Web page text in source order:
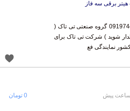
هیتر برقی سه فاز
جت هیتر برقی سه فاز 09197443453 گروه صنعتی تی تاک (
با فروش محصولات تی تاک پولدار شوید ) شرکت تی تاک برای
نمایندگی فع
0 تومان